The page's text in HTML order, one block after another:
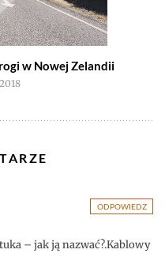
w Nowej Zelandii
ODPOWIEDZ
– jak ją nazwać?.Kablowy